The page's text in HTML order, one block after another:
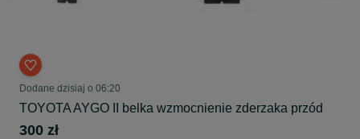
Dodane dzisiaj o 06:20
TOYOTA AYGO II belka wzmocnienie zderzaka przód
300 zł